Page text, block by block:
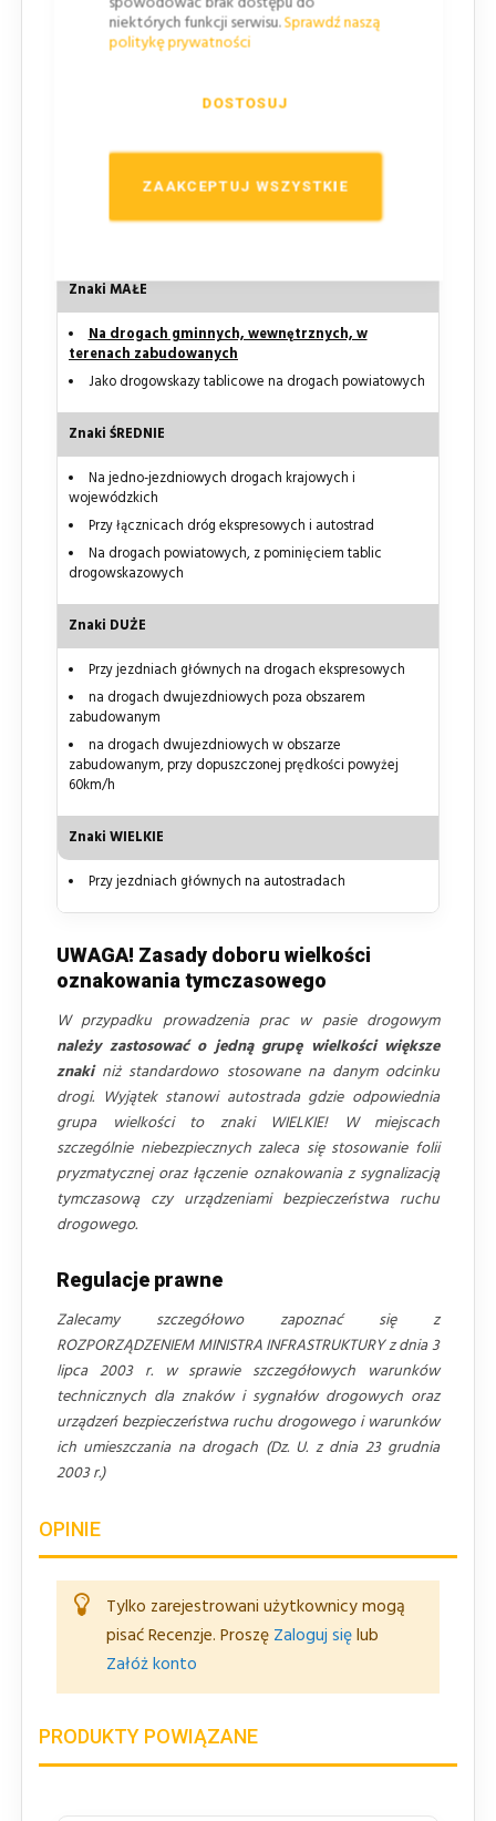
niektórych funkcji serwisu.Sprawdź naszą
politykę prywatności
ZAAKCEPTUJ WSZYSTKIE
DOSTOSUJ
Przewidziana kategorie dróg i miejsca zastosowania
W terenie zabudowanym, gdy warunki nie pozwalają
znaków większych pogorszy widoczność pieszych w
Znaki MAŁE
Na drogach gminnych, wewnętrznych, w
terenach zabudowanych
Jako drogowskazy tablicowe na drogach powiatowych
Znaki ŚREDNIE
Na jedno-jezdniowych drogach krajowych i
wojewódzkich
Przy łącznicach dróg ekspresowych i autostrad
Na drogach powiatowych, z pominięciem tablic
drogowskazowych
Znaki DUŻE
Przy jezdniach głównych na drogach ekspresowych
na drogach dwujezdniowych poza obszarem
zabudowanym
na drogach dwujezdniowych w obszarze
zabudowanym, przy dopuszczonej prędkości powyżej
60km/h
Znaki WIELKIE
Przy jezdniach głównych na autostradach
UWAGA! Zasady doboru wielkości
oznakowania tymczasowego
W przypadku prowadzenia prac w pasie drogowym
należy zastosować o jedną grupę wielkości większe
znakiniż standardowo stosowane na danym odcinku
drogi. Wyjątek stanowi autostrada gdzie odpowiednia
grupa wielkości to znaki WIELKIE! W miejscach
szczególnie niebezpiecznych zaleca się stosowanie folii
pryzmatycznej oraz łączenie oznakowania z sygnalizacją
tymczasową czy urządzeniami bezpieczeństwa ruchu
drogowego.
Regulacje prawne
Zalecamy szczegółowo zapoznać się z
ROZPORZĄDZENIEM MINISTRA INFRASTRUKTURY z dnia 3
lipca 2003 r. w sprawie szczegółowych warunków
technicznych dla znaków i sygnałów drogowych oraz
urządzeń bezpieczeństwa ruchu drogowego i warunków
ich umieszczania na drogach (Dz. U. z dnia 23 grudnia
2003 r.)
OPINIE
Tylko zarejestrowani użytkownicy mogą
pisać Recenzje. Proszę Zaloguj sięlub
Załóż konto
PRODUKTY POWIĄZANE